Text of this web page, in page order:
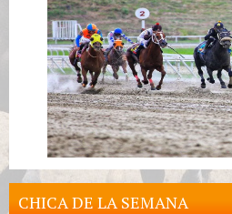
CHICA DE LA SEMANA